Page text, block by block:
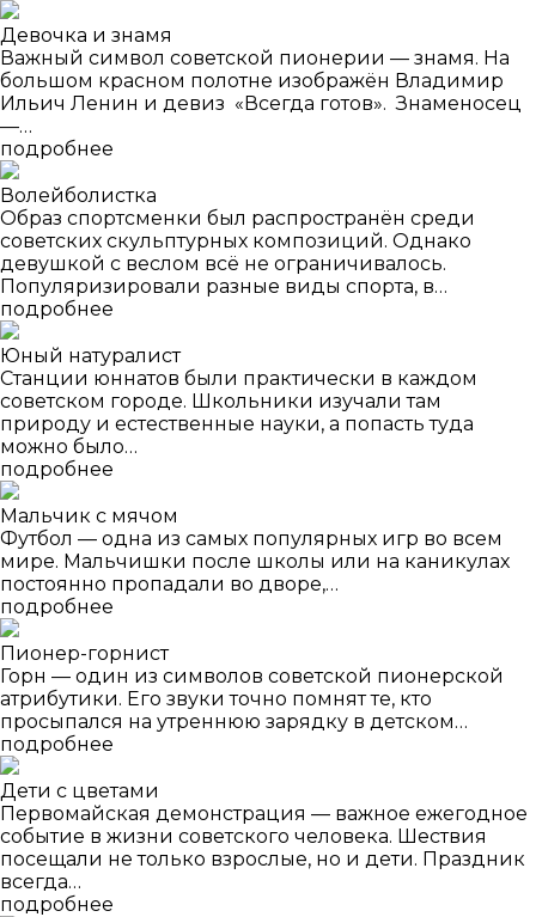
Девочка и знамя
Важный символ советской пионерии — знамя. На
большом красном полотне изображён Владимир
Ильич Ленин и девиз «Всегда готов». Знаменосец
—…
подробнее
Волейболистка
Образ спортсменки был распространён среди
советских скульптурных композиций. Однако
девушкой с веслом всё не ограничивалось.
Популяризировали разные виды спорта, в…
подробнее
Юный натуралист
Станции юннатов были практически в каждом
советском городе. Школьники изучали там
природу и естественные науки, а попасть туда
можно было…
подробнее
Мальчик с мячом
Футбол — одна из самых популярных игр во всем
мире. Мальчишки после школы или на каникулах
постоянно пропадали во дворе,…
подробнее
Пионер-горнист
Горн — один из символов советской пионерской
атрибутики. Его звуки точно помнят те, кто
просыпался на утреннюю зарядку в детском…
подробнее
Дети с цветами
Первомайская демонстрация — важное ежегодное
событие в жизни советского человека. Шествия
посещали не только взрослые, но и дети. Праздник
всегда…
подробнее